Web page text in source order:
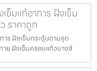
ข็มแก้อาการ ฝังเข็ม
ราคาถูก
าร ฝังเข็มกระตุ้นตามจุด
าย ฝังเข็มครอบแก้วบางซ้